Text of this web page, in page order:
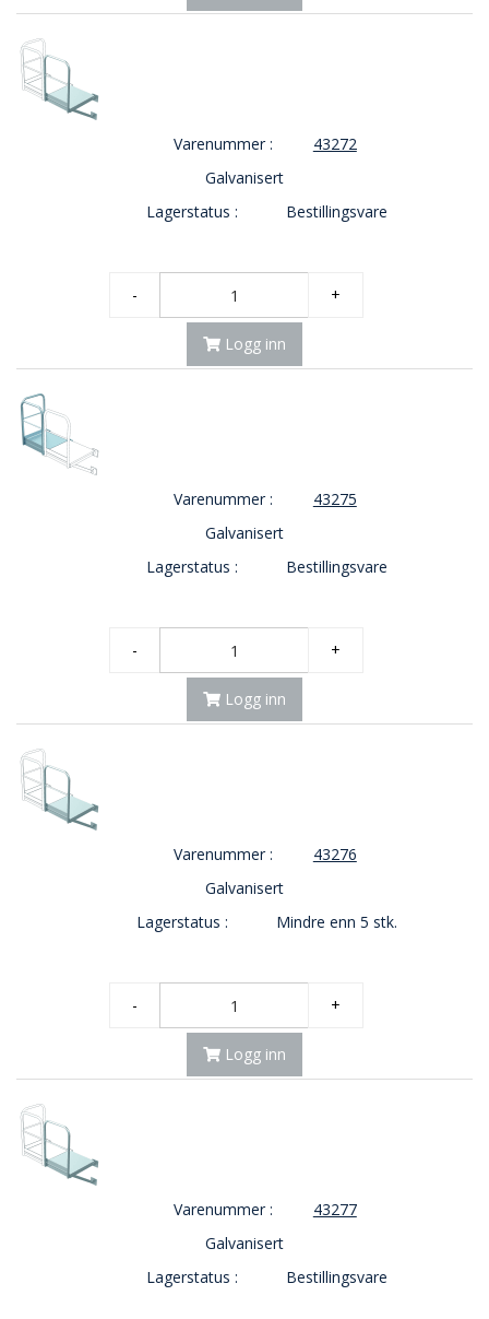
Varenummer :
43272
Galvanisert
Lagerstatus :
Bestillingsvare
- +
Logg inn
Varenummer :
43275
Galvanisert
Lagerstatus :
Bestillingsvare
- +
Logg inn
Varenummer :
43276
Galvanisert
Lagerstatus :
Mindre enn 5 stk.
- +
Logg inn
Varenummer :
43277
Galvanisert
Lagerstatus :
Bestillingsvare